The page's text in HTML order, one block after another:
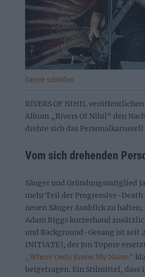
Galerie schließen
RIVERS OF NIHIL
Album „Rivers Of Nihil“ den
drehte sich das
Vom sich drehenden
Sänger und Gründungsmitglied
mehr Teil der Progressive-
neuen Sänger Ausblick zu
Adam Biggs kurzerhand
und Background-Gesang ist seit
INITIATE), der Jon Topore
„Where Owls Know My Name“
beigetragen. Ein Stilmittel, dass